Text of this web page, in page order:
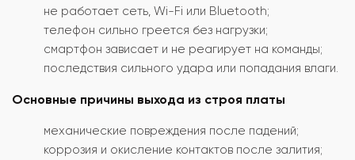
не работает сеть, Wi-Fi или Bluetooth;
телефон сильно греется без нагрузки;
смартфон зависает и не реагирует на команды;
последствия сильного удара или попадания влаги.
Основные причины выхода из строя платы
механические повреждения после падений;
коррозия и окисление контактов после залития;